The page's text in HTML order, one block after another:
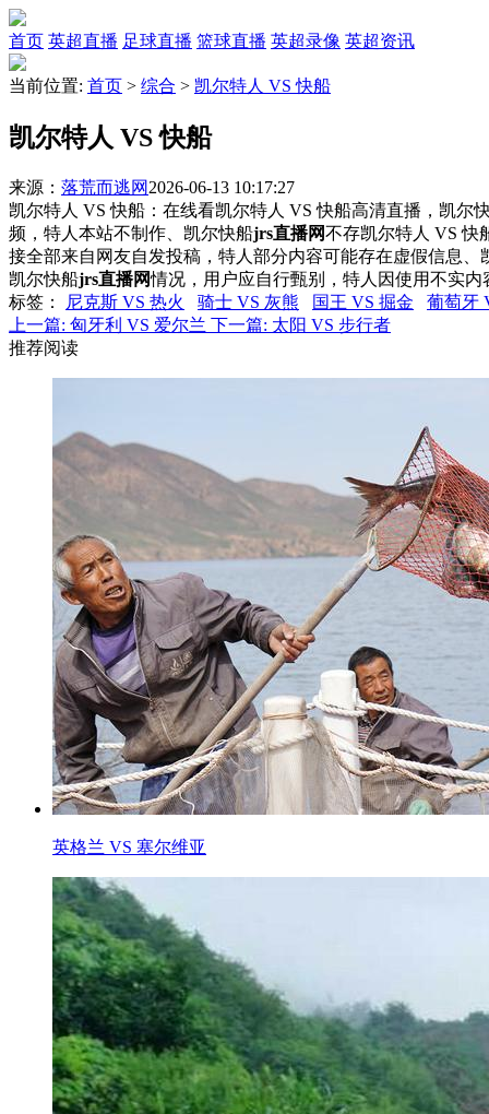
首页 英超直播 足球直播 篮球直播 英超录像 英超资讯
当前位置: 首页 > 综合 > 凯尔特人 VS 快船
凯尔特人 VS 快船
来源： 落荒而逃网 2026-06-13 10:17:27
凯尔特人 VS 快船：在线看凯尔特人 VS 快船高清直播，凯尔
频，特人本站不制作、凯尔快船jrs直播网不存凯尔特人 VS 快
接全部来自网友自发投稿，特人部分内容可能存在虚假信息
凯尔快船jrs直播网情况，用户应自行甄别，特人因使用不实
标签 ： 尼克斯 VS 热火 骑士 VS 灰熊 国王 VS 掘金
葡萄牙
上一篇: 匈牙利 VS 爱尔兰 下一篇: 太阳 VS 步行者
推荐阅读
英格兰 VS 塞尔维亚